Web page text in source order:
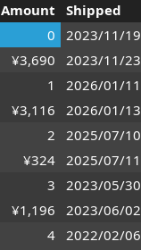
Amount
Shipped
0
2023/11/19
¥3,690
2023/11/23
1
2026/01/11
¥3,116
2026/01/13
2
2025/07/10
¥324 2025/07/11
3
2023/05/30
¥1,196
2023/06/02
4 2022/02/06